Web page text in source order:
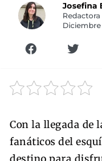
Josefina
Redactora
Diciembre
Con la llegada de
fanáticos del
destino para